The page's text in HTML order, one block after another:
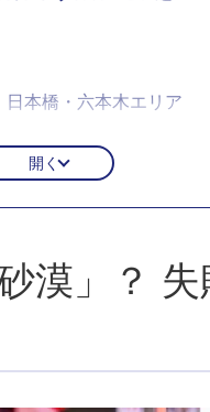
本橋・六本木エリア
開く
漠」？